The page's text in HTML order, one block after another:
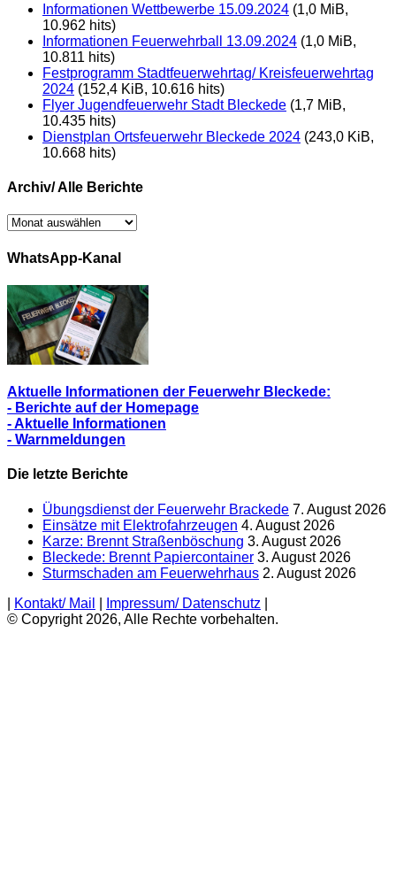
Informationen Wettbewerbe 15.09.2024 (1,0 MiB,
10.962 hits)
Informationen Feuerwehrball 13.09.2024 (1,0 MiB,
10.811 hits)
Festprogramm Stadtfeuerwehrtag/ Kreisfeuerwehrtag
2024 (152,4 KiB, 10.616 hits)
Flyer Jugendfeuerwehr Stadt Bleckede (1,7 MiB,
10.435 hits)
Dienstplan Ortsfeuerwehr Bleckede 2024 (243,0 KiB,
10.668 hits)
Archiv/ Alle Berichte
Archiv/
Berichte
WhatsApp-Kanal
Aktuelle Informationen der Feuerwehr Bleckede:
- Berichte auf der Homepage
- Aktuelle Informationen
- Warnmeldungen
Die letzte Berichte
Übungsdienst der Feuerwehr Brackede 7. August 2026
Einsätze mit Elektrofahrzeugen 4. August 2026
Karze: Brennt Straßenböschung 3. August 2026
Bleckede: Brennt Papiercontainer 3. August 2026
Sturmschaden am Feuerwehrhaus 2. August 2026
Kontakt/ Mail Impressum/ Datenschutz
© Copyright 2026, Alle Rechte vorbehalten.